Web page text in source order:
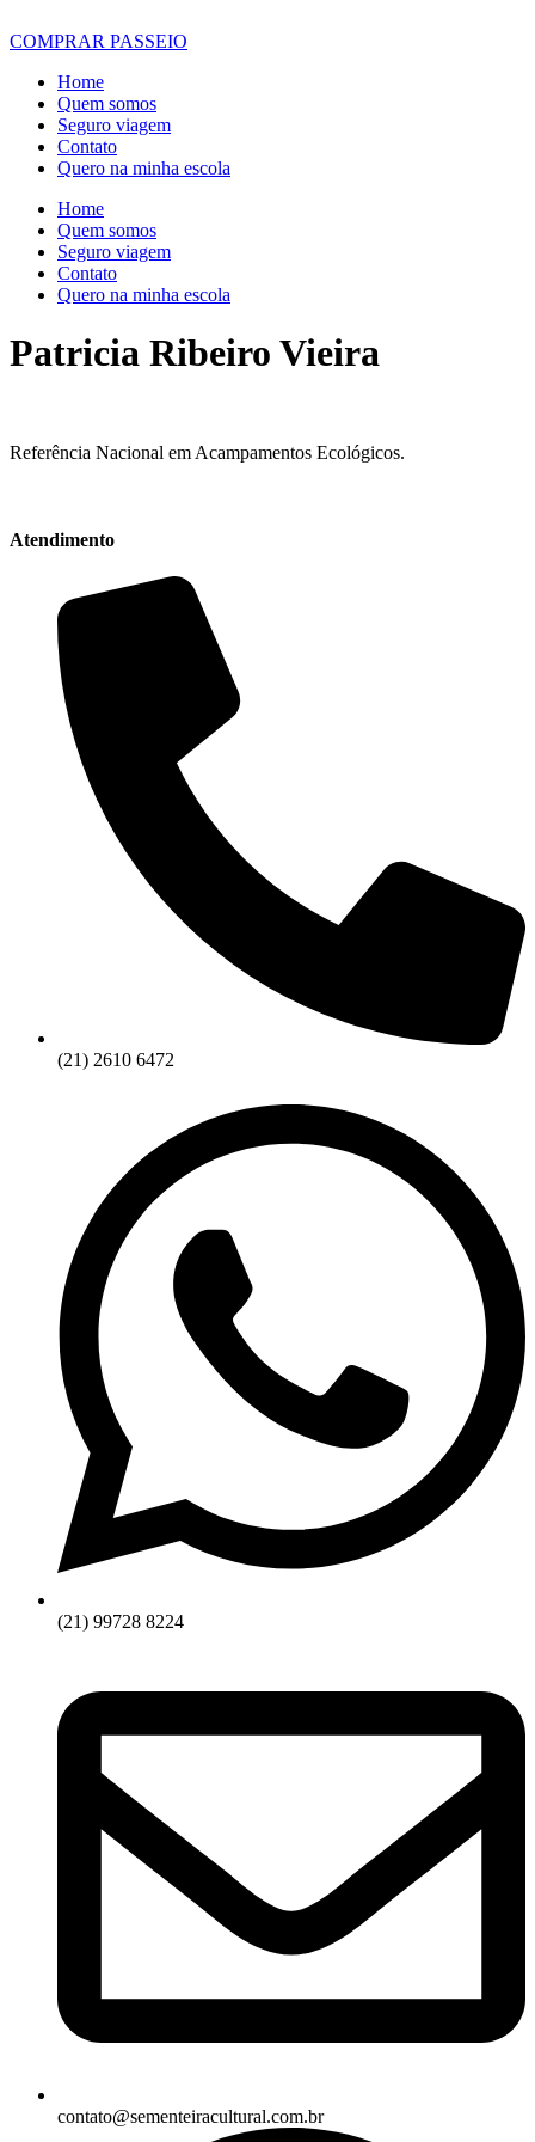
COMPRAR PASSEIO
Home
Quem somos
Seguro viagem
Contato
Quero na minha escola
Home
Quem somos
Seguro viagem
Contato
Quero na minha escola
Patricia Ribeiro Vieira
Referência Nacional em Acampamentos Ecológicos.
Atendimento
(21) 2610 6472
(21) 99728 8224
contato@sementeiracultural.com.br